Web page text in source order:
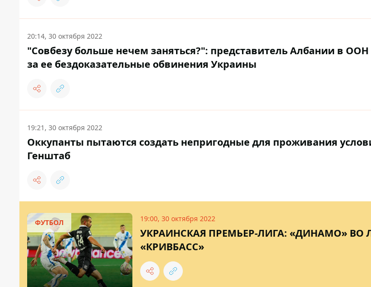
20:14, 30 октября 2022
"Совбезу больше нечем заняться?": представитель Албании в
за ее бездоказательные обвинения Украины
19:21, 30 октября 2022
Оккупанты пытаются создать непригодные для проживания
Генштаб
ФУТБОЛ 19:00, 30 октября 2022
УКРАИНСКАЯ ПРЕМЬЕР-ЛИГА: «ДИНАМО» ВО
«КРИВБАСС»